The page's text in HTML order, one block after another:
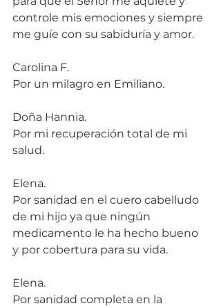
controle mis emociones y siempre
me guíe con su sabiduría y amor.
Carolina F.
Por un milagro en Emiliano.
Doña Hannia.
Por mi recuperación total de mi
salud.
Elena.
Por sanidad en el cuero cabelludo
de mi hijo ya que ningún
medicamento le ha hecho bueno
y por cobertura para su vida.
Elena.
Por sanidad completa en la